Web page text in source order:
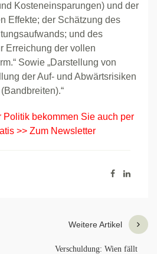
Kosteneinsparungen) und der
Effekte; der Schätzung des
und des
Erreichung der vollen
Sowie „Darstellung von
der Auf- und Abwärtsrisiken
Politik bekommen Sie auch per
>> Zum Newsletter
Weitere Artikel
Verschuldung: Wien fällt